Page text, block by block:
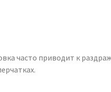
часто приводит к